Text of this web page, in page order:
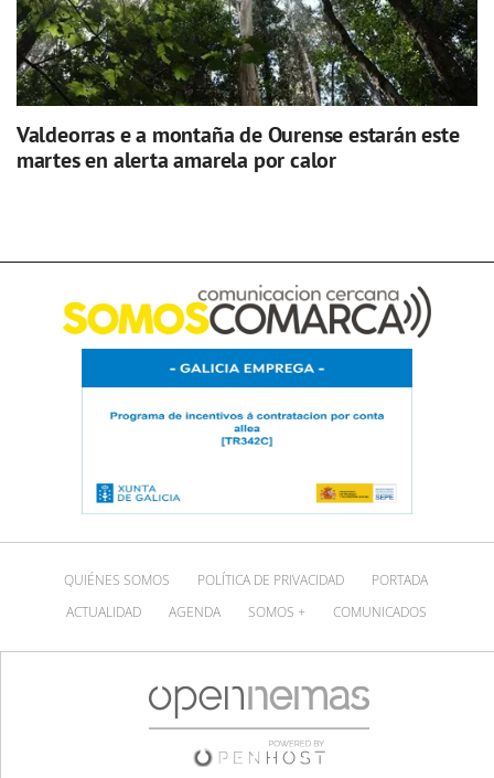
Valdeorras e a montaña de Ourense estarán este
martes en alerta amarela por calor
QUIÉNES SOMOS POLÍTICA DE PRIVACIDAD
PORTADA
ACTUALIDAD
AGENDA SOMOS + COMUNICADOS